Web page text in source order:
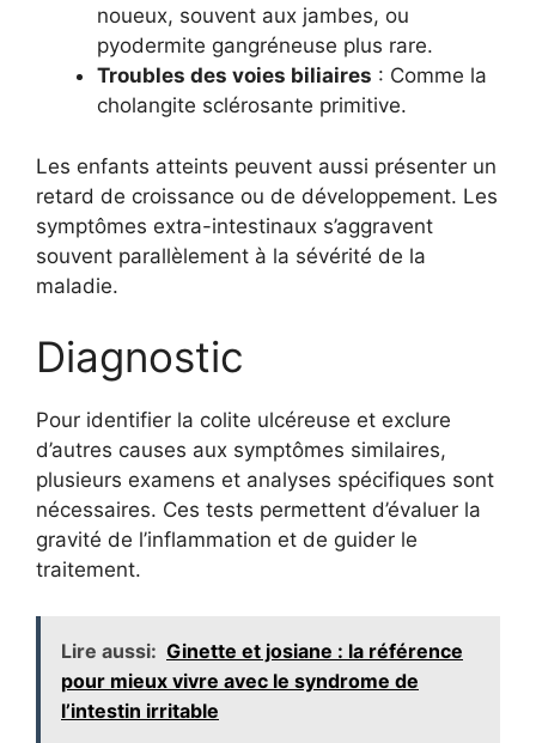
noueux, souvent aux jambes, ou
pyodermite gangréneuse plus rare.
Troubles des voies biliaires : Comme la
cholangite sclérosante primitive.
Les enfants atteints peuvent aussi présenter un
retard de croissance ou de développement. Les
symptômes extra-intestinaux s’aggravent
souvent parallèlement à la sévérité de la
maladie.
Diagnostic
Pour identifier la colite ulcéreuse et exclure
d’autres causes aux symptômes similaires,
plusieurs examens et analyses spécifiques sont
nécessaires. Ces tests permettent d’évaluer la
gravité de l’inflammation et de guider le
traitement.
Lire aussi: Ginette et josiane : la référence
pour mieux vivre avec le syndrome de
l’intestin irritable